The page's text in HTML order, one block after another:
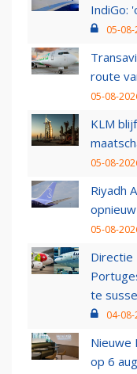
IndiGo:
05-
route
05-08-
KLM
05-08-
Riyadh
05-08-
Directie
te
04-
Nieuwe
op 6